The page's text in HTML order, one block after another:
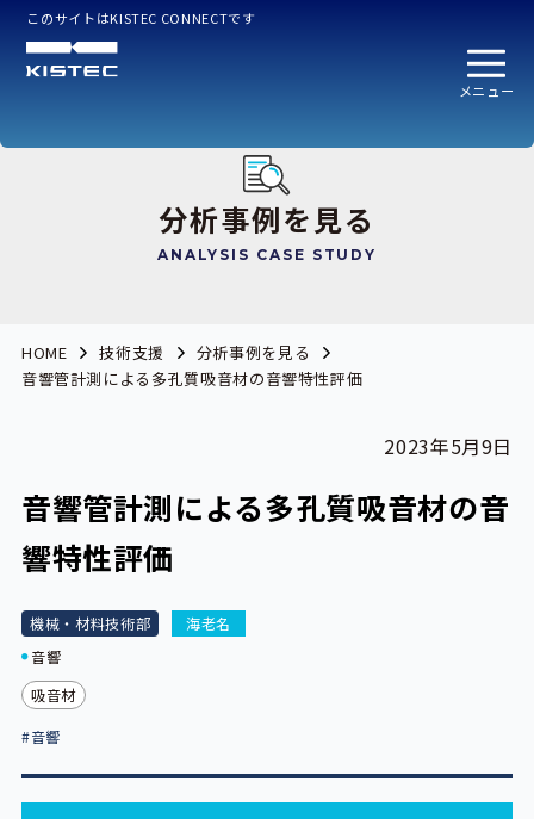
このサイトはKISTEC CONNECTです
メニュー
分析事例を見る
ANALYSIS CASE STUDY
HOME 技術支援
分析事例を見る
音響管計測による多孔質吸音材の音響特性評価
2023年5月9日
音響管計測による多孔質吸音材の音
響特性評価
機械・材料技術部
海老名
音響
吸音材
#音響